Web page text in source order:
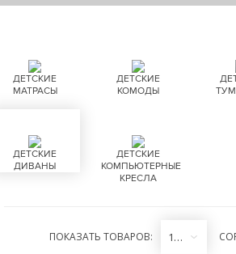
ДЕТСКИЕ
МАТРАСЫ
ДЕТСКИЕ
КОМОДЫ
ДЕТСКИЕ
ДИВАНЫ
ДЕТСКИЕ
КОМПЬЮТЕРНЫЕ
КРЕСЛА
ПОКАЗАТЬ ТОВАРОВ: 12